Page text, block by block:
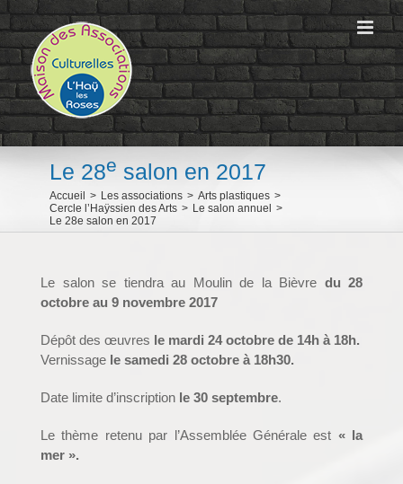
Passer
au
contenu
Le 28e salon en 2017
Accueil > Les associations > Arts plastiques >
Cercle l’Haÿssien des Arts > Le salon annuel
>
Le 28e salon en 2017
Le salon se tiendra au Moulin de la Bièvre du 28
octobre au 9 novembre 2017
Dépôt des œuvres le mardi 24 octobre de 14h à 18h.
Vernissage le samedi 28 octobre à 18h30.
Date limite d’inscription le 30 septembre.
Le thème retenu par l’Assemblée Générale est « la
mer ».